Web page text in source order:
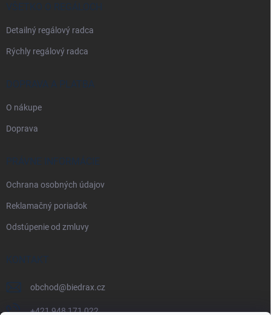
VŠETKO O REGÁLOCH
Detailný regálový radca
Rýchly regálový radca
DOPRAVA A PLATBA
O nákupe
Doprava
PRÁVNE INFORMÁCIE
Ochrana osobných údajov
Reklamačný poriadok
Odstúpenie od zmluvy
KONTAKT
obchod@biedrax.cz
+421 948 171 022